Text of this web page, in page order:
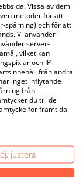
Vissa av dem
metoder för att
spårning) och för att
Vi använder
server-
vilket kan
och IP-
från andra
inget inflytande
från
du till de
för framtida
justera